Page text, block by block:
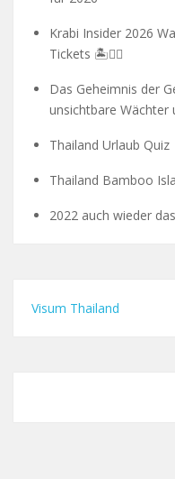
Krabi Insider 2026
Tickets 🏝️🧗‍♂️
Das Geheimnis der
unsichtbare Wächter
Thailand Urlaub Quiz
Thailand Bamboo
2022 auch wieder
Visum Thailand